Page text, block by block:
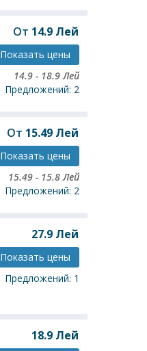
От 14.9 Лей
Показать цены
14.9 - 18.9 Лей
Предложений: 2
От 15.49 Лей
Показать цены
15.49 - 15.8 Лей
Предложений: 2
27.9 Лей
Показать цены
Предложений: 1
18.9 Лей